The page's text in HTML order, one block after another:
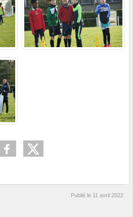
Publié le 11 avril 2022